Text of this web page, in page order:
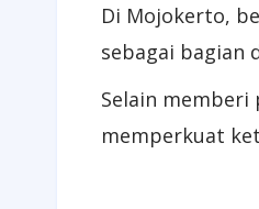
Di Mojokerto,
sebagai bagian
Selain
memperkuat